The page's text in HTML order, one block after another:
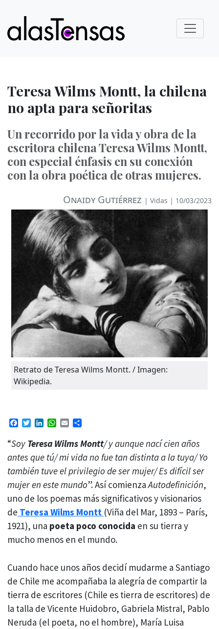
Teresa Wilms Montt, la chilena
no apta para señoritas
Un recorrido por la vida y obra de la
escritora chilena Teresa Wilms Montt,
con especial énfasis en su conexión
con la obra poética de otras mujeres.
Onaidy Gutiérrez | Vidas | 10/03/2023
Retrato de Teresa Wilms Montt. / Imagen:
Wikipedia.
Facebook
TwitterLinkedIn
WhatsApp
Email
“Soy Teresa Wilms Montt/ y aunque nací cien años
antes que tú/ mi vida no fue tan distinta a la tuya/ Yo
también tuve el privilegio de ser mujer/ Es difícil ser
mujer en este mundo”. Así comienzaAutodefinición,
uno de los poemas más significativos y visionarios
de Teresa Wilms Montt (Viña del Mar, 1893 – París,
1921), una poeta poco conocida en su tierra y
mucho menos en el mundo.
Cuando hace unos años decidí mudarme a Santiago
de Chile me acompañaba la alegría de compartir la
tierra de escritores (Chile es tierra de escritores) de
la talla de Vicente Huidobro, Gabriela Mistral, Pablo
Neruda (el poeta, no el hombre), María Luisa